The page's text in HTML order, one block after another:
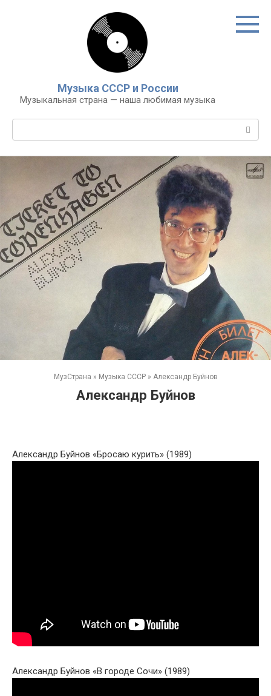
Музыка СССР и России
Музыкальная страна — наша любимая музыка
МузСтрана » Музыка СССР » Александр Буйнов
Александр Буйнов
Александр Буйнов «Бросаю курить» (1989)
Александр Буйнов «В городе Сочи» (1989)